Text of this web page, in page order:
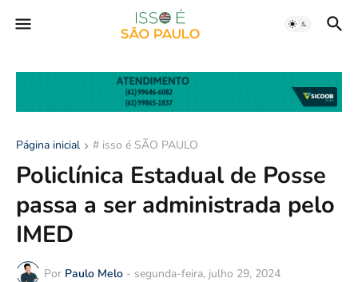
Página inicial # isso é SÃO PAULO
Policlínica Estadual de Posse
passa a ser administrada pelo
IMED
Por Paulo Melo - segunda-feira, julho 29, 2024